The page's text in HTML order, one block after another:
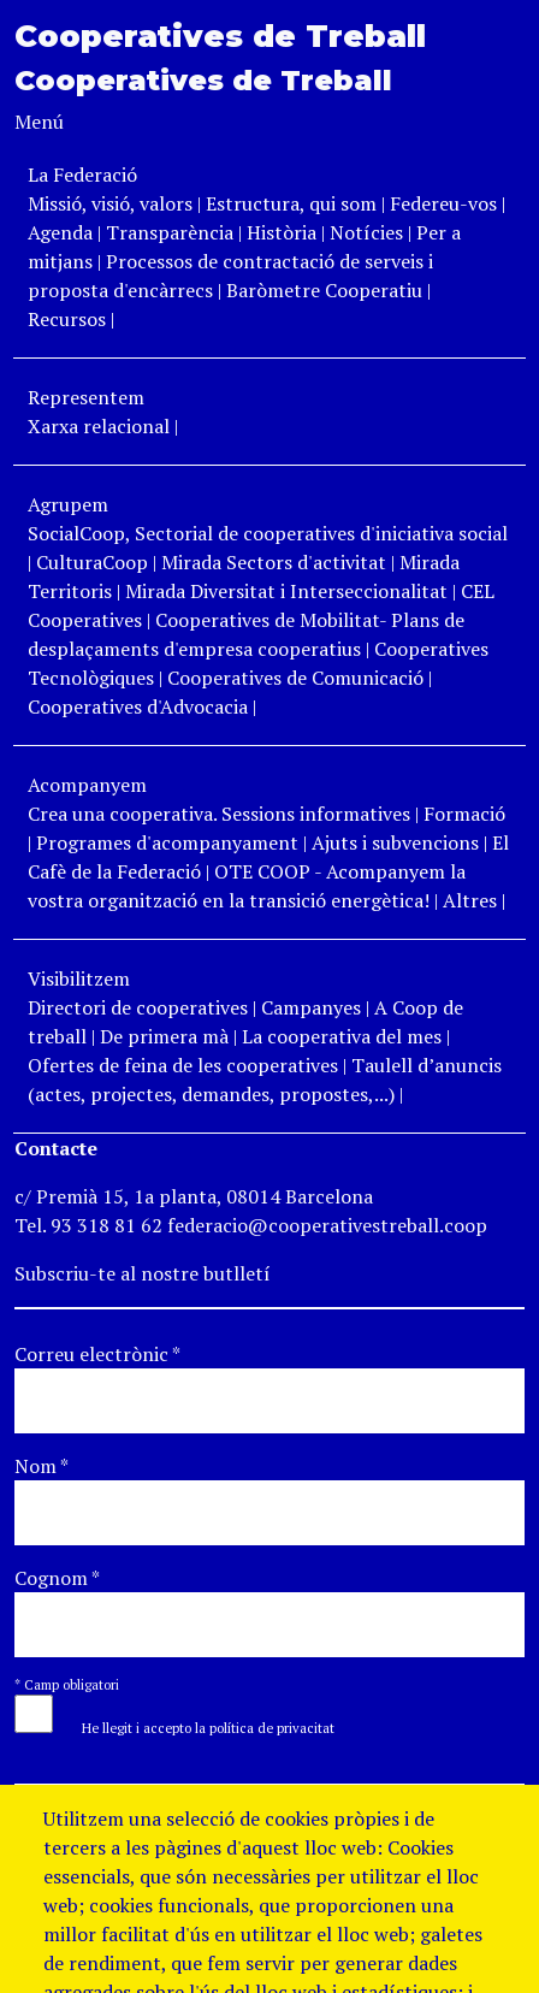
Cooperatives de Treball
Cooperatives de Treball
Menú
La Federació
Missió, visió, valors| Estructura, qui som| Federeu-vos|
Agenda | Transparència| Història| Notícies | Per a
mitjans| Processos de contractació de serveis i
proposta d'encàrrecs| Baròmetre Cooperatiu|
Recursos|
Representem
Xarxa relacional|
Agrupem
SocialCoop, Sectorial de cooperatives d'iniciativa social
| CulturaCoop | Mirada Sectors d'activitat | Mirada
Territoris| Mirada Diversitat i Interseccionalitat | CEL
Cooperatives| Cooperatives de Mobilitat- Plans de
desplaçaments d'empresa cooperatius| Cooperatives
Tecnològiques| Cooperatives de Comunicació|
Cooperatives d'Advocacia|
Acompanyem
Crea una cooperativa. Sessions informatives| Formació
| Programes d'acompanyament | Ajuts i subvencions| El
Cafè de la Federació| OTE COOP - Acompanyem la
vostra organització en la transició energètica! | Altres|
Visibilitzem
Directori de cooperatives| Campanyes| A Coop de
treball| De primera mà| La cooperativa del mes|
Ofertes de feina de les cooperatives| Taulell d’anuncis
(actes, projectes, demandes, propostes,...)|
Contacte
c/ Premià 15, 1a planta, 08014 Barcelona
Tel. 93 318 81 62 federacio@cooperativestreball.coop
Subscriu-te al nostre butlletí
Correu electrònic*
Nom*
Cognom*
* Camp obligatori
He llegit i accepto la política de privacitat
Utilitzem una selecció de cookies pròpies i de
tercers a les pàgines d'aquest lloc web: Cookies
essencials, que són necessàries per utilitzar el lloc
web; cookies funcionals, que proporcionen una
millor facilitat d'ús en utilitzar el lloc web; galetes
de rendiment, que fem servir per generar dades